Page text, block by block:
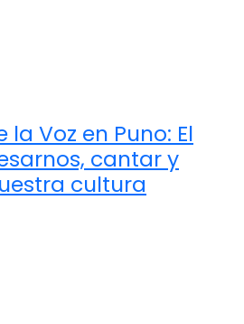
Voz en Puno: El
cantar y
cultura